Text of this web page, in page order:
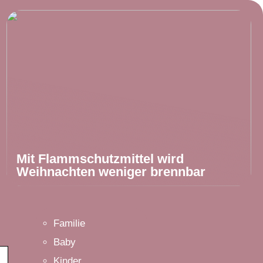
Mit Flammschutzmittel wird
Weihnachten weniger brennbar
Familie
Baby